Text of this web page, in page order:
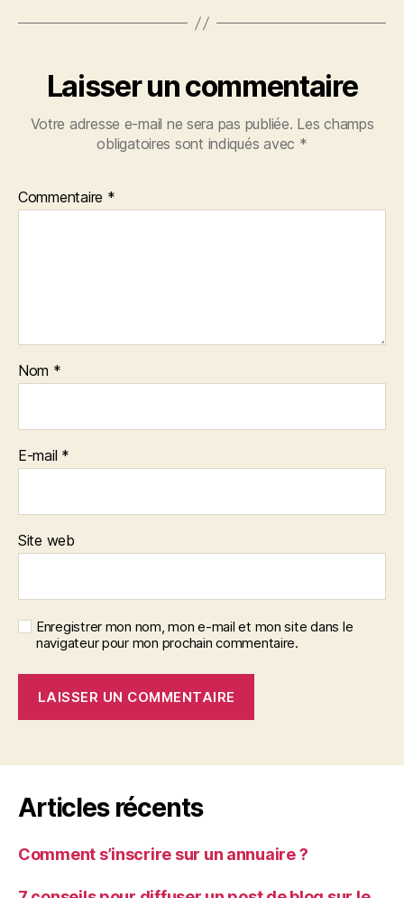
Laisser un commentaire
Votre adresse e-mail ne sera pas publiée. Les champs
obligatoires sont indiqués avec *
Commentaire *
Nom *
E-mail *
Site web
Enregistrer mon nom, mon e-mail et mon site dans le
navigateur pour mon prochain commentaire.
Articles récents
Comment s’inscrire sur un annuaire ?